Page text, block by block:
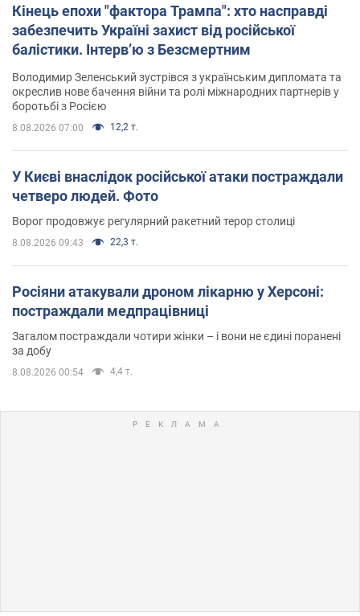
Кінець епохи "фактора Трампа": хто насправді
забезпечить Україні захист від російської
балістики. Інтерв’ю з Безсмертним
Володимир Зеленський зустрівся з українським дипломата та
окреслив нове бачення війни та ролі міжнародних партнерів у
боротьбі з Росією
8.08.2026 07:00 12,2 т.
У Києві внаслідок російської атаки постраждали
четверо людей. Фото
Ворог продовжує регулярний ракетний терор столиці
8.08.2026 09:43 22,3 т.
Росіяни атакували дроном лікарню у Херсоні:
постраждали медпрацівниці
Загалом постраждали чотири жінки – і вони не єдині поранені
за добу
8.08.2026 00:54 4,4 т.